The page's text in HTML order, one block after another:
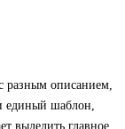
разным описанием,
единый шаблон,
выделить главное